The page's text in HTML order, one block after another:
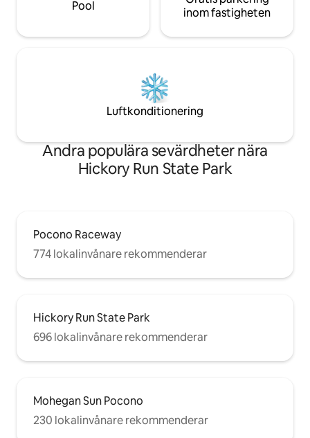
Pool
inom fastigheten
Luftkonditionering
Andra populära sevärdheter nära
Hickory Run State Park
Pocono Raceway
774 lokalinvånare rekommenderar
Hickory Run State Park
696 lokalinvånare rekommenderar
Mohegan Sun Pocono
230 lokalinvånare rekommenderar